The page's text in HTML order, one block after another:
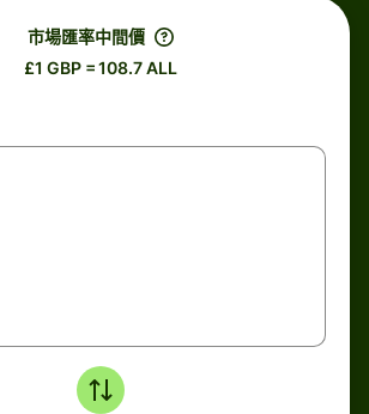
市場匯率中間價
£1 GBP = 108.7 ALL